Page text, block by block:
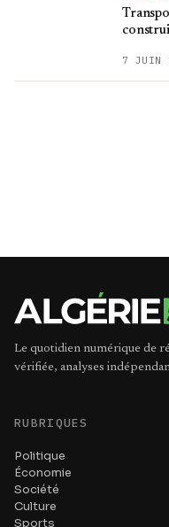
7 JUIN
Le quotidien numérique de
vérifiée, analyses
RUBRIQUES
Politique
Économie
Société
Culture
Sports